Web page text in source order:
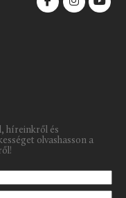
híreinkről és
olvashasson a